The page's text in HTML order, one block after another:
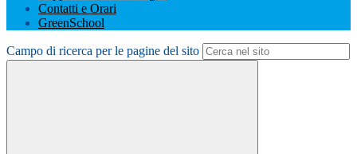
Contatti e Orari
GreenSchool
Campo di ricerca per le pagine del sito